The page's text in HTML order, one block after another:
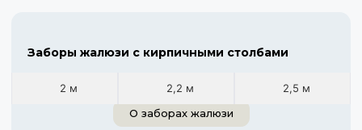
Заборы жалюзи с кирпичными столбами
2 м 2,2 м
2,5 м
О заборах жалюзи